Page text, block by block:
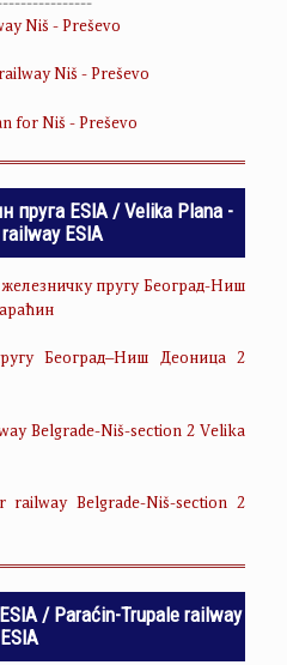
Niš - Preševo
Niš - Preševo
for Niš - Preševo
пруга ESIA / Velika Plana -
ESIA
пругу Београд-Ниш
Београд–Ниш Деоница 2
Belgrade-Niš-section 2 Velika
railway Belgrade-Niš-section 2
/ Paraćin-Trupale railway
ESIA